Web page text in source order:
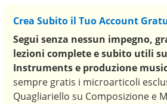
Crea Subito il Tuo Account
Segui senza nessun impegno,
lezioni complete e subito utili
Instruments e produzione
sempre gratis i microarticoli
Quagliariello su Composizione e